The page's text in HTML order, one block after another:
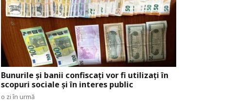
Bunurile și banii confiscați vor fi utilizați în
scopuri sociale și în interes public
o zi în urmă